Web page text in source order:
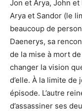
Jon et Arya, John et
Arya et Sandor (le
beaucoup de
Daenerys, sa
de la mise à mort
changer la vision
d’elle. À la limite
épisode. L’autre
d’assassiner ses